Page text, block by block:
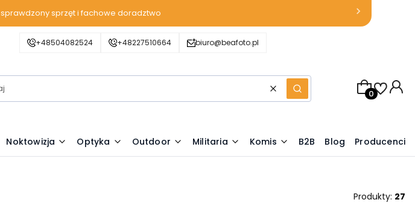
sprzęt i fachowe doradztwo
+48504082524 +48227510664 biuro@beafoto.pl
WyczyśćSzukaj
Produkty w
Noktowizja Optyka Outdoor Militaria Komis B2B Blog Producenci
Produkty: 27